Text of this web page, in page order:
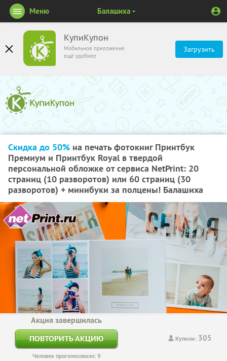
КупиКупон
Мобильное приложение
ещё удобнее
Загрузить
Меню Балашиха
Скидка до 50% на печать фотокниг Принтбук
Премиум и Принтбук Royal в твердой
персональной обложке от сервиса NetPrint: 20
страниц (10 разворотов) или 60 страниц (30
разворотов) + минибуки за полцены! Балашиха
Купили: 305
Акция завершилась
ПОВТОРИТЬ АКЦИЮ
Человек проголосовало: 9